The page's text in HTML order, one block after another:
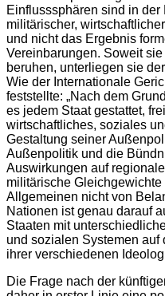
Einflusssphären sind in
militärischer,
und nicht das Ergebnis
Vereinbarungen. Soweit
beruhen, unterliegen sie
Wie der Internationale
feststellte: „Nach dem
es jedem Staat gestattet,
wirtschaftliches, soziales
Gestaltung seiner
Außenpolitik und die
Auswirkungen auf
militärische
Allgemeinen nicht von
Nationen ist genau darauf
Staaten mit
und sozialen Systemen auf
ihrer verschiedenen
Die Frage nach der